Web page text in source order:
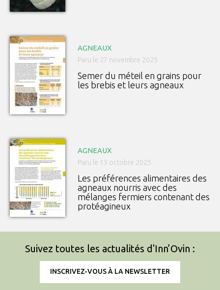
AGNEAUX
Paru le 27 novembre 2025
Semer du méteil en grains pour
les brebis et leurs agneaux
AGNEAUX
Paru le 13 octobre 2025
Les préférences alimentaires des
agneaux nourris avec des
mélanges fermiers contenant des
protéagineux
Suivez toutes les actualités d'Inn’Ovin :
INSCRIVEZ-VOUS À LA NEWSLETTER